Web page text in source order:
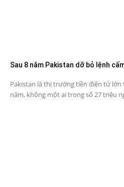
Sau 8 năm Pakistan dỡ bỏ lệnh
Pakistan là thị trường tiền điện tử
năm, không một ai trong số 27 triệu